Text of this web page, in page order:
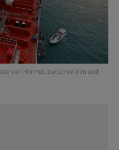
von Hormus zwischen Iran und